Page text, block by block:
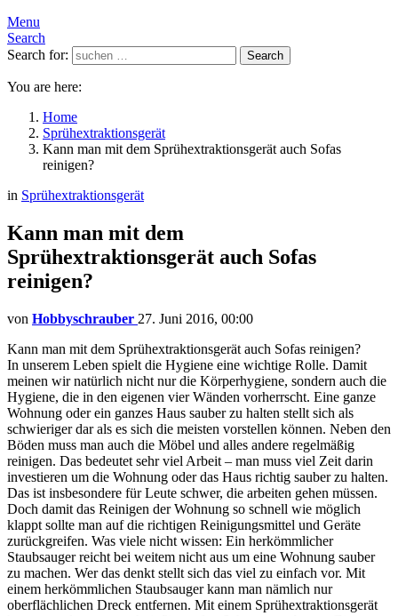
Menu
Search
Search for:
Search
You are here:
Home
Sprühextraktionsgerät
Kann man mit dem Sprühextraktionsgerät auch Sofas
reinigen?
in Sprühextraktionsgerät
Kann man mit dem
Sprühextraktionsgerät auch Sofas
reinigen?
von Hobbyschrauber 27. Juni 2016, 00:00
Kann man mit dem Sprühextraktionsgerät auch Sofas reinigen?
In unserem Leben spielt die Hygiene eine wichtige Rolle. Damit
meinen wir natürlich nicht nur die Körperhygiene, sondern auch die
Hygiene, die in den eigenen vier Wänden vorherrscht. Eine ganze
Wohnung oder ein ganzes Haus sauber zu halten stellt sich als
schwieriger dar als es sich die meisten vorstellen können. Neben den
Böden muss man auch die Möbel und alles andere regelmäßig
reinigen. Das bedeutet sehr viel Arbeit – man muss viel Zeit darin
investieren um die Wohnung oder das Haus richtig sauber zu halten.
Das ist insbesondere für Leute schwer, die arbeiten gehen müssen.
Doch damit das Reinigen der Wohnung so schnell wie möglich
klappt sollte man auf die richtigen Reinigungsmittel und Geräte
zurückgreifen. Was viele nicht wissen: Ein herkömmlicher
Staubsauger reicht bei weitem nicht aus um eine Wohnung sauber
zu machen. Wer das denkt stellt sich das viel zu einfach vor. Mit
einem herkömmlichen Staubsauger kann man nämlich nur
oberflächlichen Dreck entfernen. Mit einem Sprühextraktionsgerät